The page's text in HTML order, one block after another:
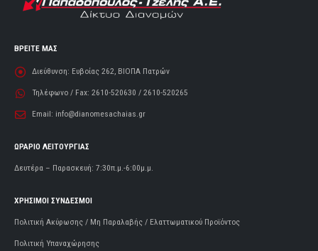
ΒΡΕΙΤΕ ΜΑΣ
Διεύθυνση: Ευβοίας 262, ΒΙΟΠΑ Πατρών
Τηλέφωνο / Fax: 2610-520630 / 2610-520265
Email: info@dianomesachaias.gr
ΩΡΑΡΙΟ ΛΕΙΤΟΥΡΓΙΑΣ
Δευτέρα – Παρασκευή: 7:30π.μ.-6:00μ.μ.
ΧΡΗΣΙΜΟΙ ΣΥΝΔΕΣΜΟΙ
Πολιτική Ακύρωσης / Μη Παραλαβής / Ελαττωματικού Προϊόντος
Πολιτική Υπαναχώρησης